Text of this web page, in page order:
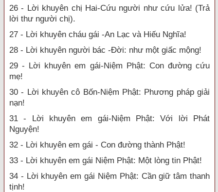
26 - Lời khuyên chị Hai-Cứu người như cứu lửa! (Trả
lời thư người chị).
27 - Lời khuyên cháu gái -An Lạc và Hiếu Nghĩa!
28 - Lời khuyên người bác -Đời: như một giấc mộng!
29 - Lời khuyên em gái-Niệm Phật: Con đường cứu
mẹ!
30 - Lời khuyên cô Bốn-Niệm Phật: Phương pháp giải
nạn!
31 - Lời khuyên em gái-Niệm Phật: Với lời Phát
Nguyện!
32 - Lời khuyên em gái - Con đường thành Phật!
33 - Lời khuyên em gái Niệm Phật: Một lòng tin Phật!
34 - Lời khuyên em gái Niệm Phật: Cần giữ tâm thanh
tịnh!